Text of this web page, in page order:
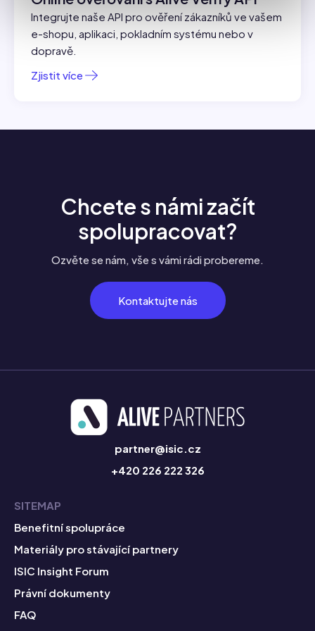
Integrujte naše API pro ověření zákazníků ve vašem
e-shopu, aplikaci, pokladním systému nebo v
dopravě.
Zjistit více
Chcete s námi začít
spolupracovat?
Ozvěte se nám, vše s vámi rádi probereme.
Kontaktujte nás
partner@isic.cz
+420 226 222 326
SITEMAP
Benefitní spolupráce
Materiály pro stávající partnery
ISIC Insight Forum
Právní dokumenty
FAQ